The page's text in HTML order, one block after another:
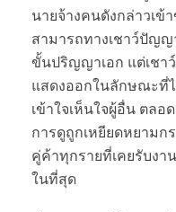
นายจ้างคนดังกล่าวเ
สามารถทางเชาว์ปัญญ
ขั้นปริญญาเอก แต่เช
แสดงออกในลักษณะที่ไ
เข้าใจเห็นใจผู้อื่น ตล
การดูถูกเหยียดหยามก
คู่ค้าทุกรายที่เคยรับงา
ในที่สุด